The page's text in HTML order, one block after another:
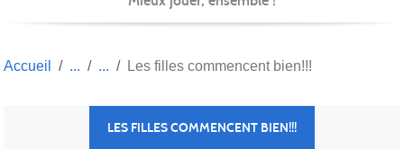
Accueil Les filles commencent bien!!!
LES FILLES COMMENCENT BIEN!!!